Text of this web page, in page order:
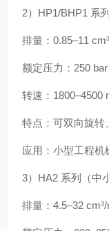
2）HP1/BHP1 系
排量：0.85–11
额定压力：250
转速：1800–4500
特点：可双向旋转
应用：小型工程机
3）HA2 系列（中
排量：4.5–32 cm³/